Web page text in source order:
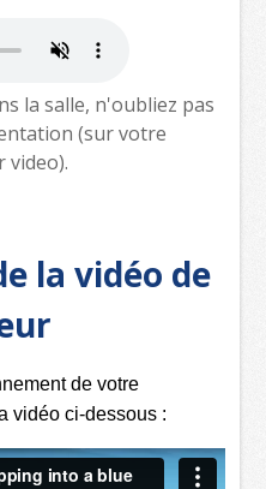
la salle, n'oubliez pas
(sur votre
video).
la vidéo de
de votre
vidéo ci-dessous :